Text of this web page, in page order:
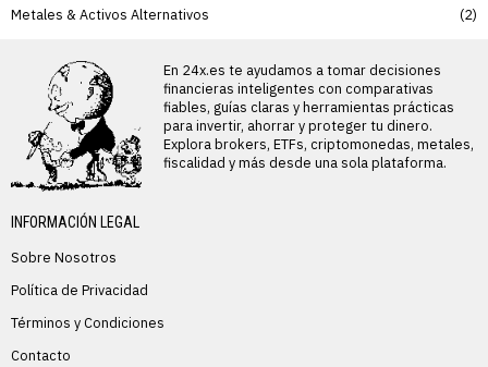
Metales & Activos Alternativos
2
En 24x.es te ayudamos a tomar decisiones
financieras inteligentes con comparativas
fiables, guías claras y herramientas prácticas
para invertir, ahorrar y proteger tu dinero.
Explora brokers, ETFs, criptomonedas, metales,
fiscalidad y más desde una sola plataforma.
INFORMACIÓN LEGAL
Sobre Nosotros
Política de Privacidad
Términos y Condiciones
Contacto